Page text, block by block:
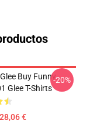
Buy Funny
Glee T-Shirts
€
-20%